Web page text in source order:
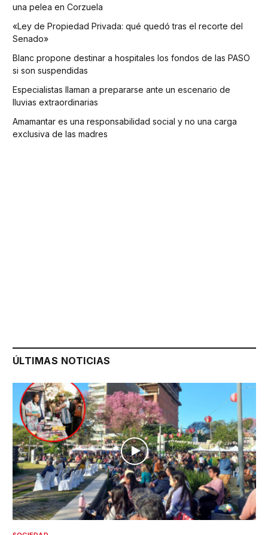
una pelea en Corzuela
«Ley de Propiedad Privada: qué quedó tras el recorte del
Senado»
Blanc propone destinar a hospitales los fondos de las PASO
si son suspendidas
Especialistas llaman a prepararse ante un escenario de
lluvias extraordinarias
Amamantar es una responsabilidad social y no una carga
exclusiva de las madres
ÚLTIMAS NOTICIAS